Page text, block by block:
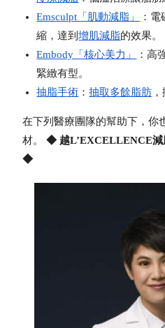
Emsculpt「肌動減脂」
：
縮，達到增肌減脂的效果。
Embody「核心美力」
：高
緊緻有型。
抽脂手術 ：抽取多餘脂肪
在下列醫療團隊的幫助下，你
材。
◆ 越L’EXCELLENCE減
◆